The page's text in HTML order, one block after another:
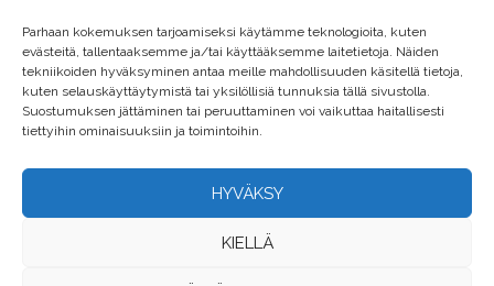
Parhaan kokemuksen tarjoamiseksi käytämme teknologioita, kuten
evästeitä, tallentaaksemme ja/tai käyttääksemme laitetietoja. Näiden
tekniikoiden hyväksyminen antaa meille mahdollisuuden käsitellä tietoja,
kuten selauskäyttäytymistä tai yksilöllisiä tunnuksia tällä sivustolla.
Suostumuksen jättäminen tai peruuttaminen voi vaikuttaa haitallisesti
tiettyihin ominaisuuksiin ja toimintoihin.
HYVÄKSY
KIELLÄ